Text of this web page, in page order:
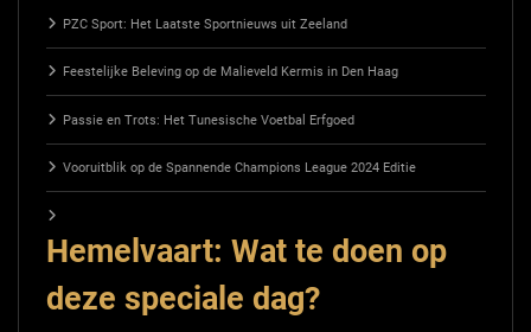
PZC Sport: Het Laatste Sportnieuws uit Zeeland
Feestelijke Beleving op de Malieveld Kermis in Den Haag
Passie en Trots: Het Tunesische Voetbal Erfgoed
Vooruitblik op de Spannende Champions League 2024 Editie
Hemelvaart: Wat te doen op
deze speciale dag?